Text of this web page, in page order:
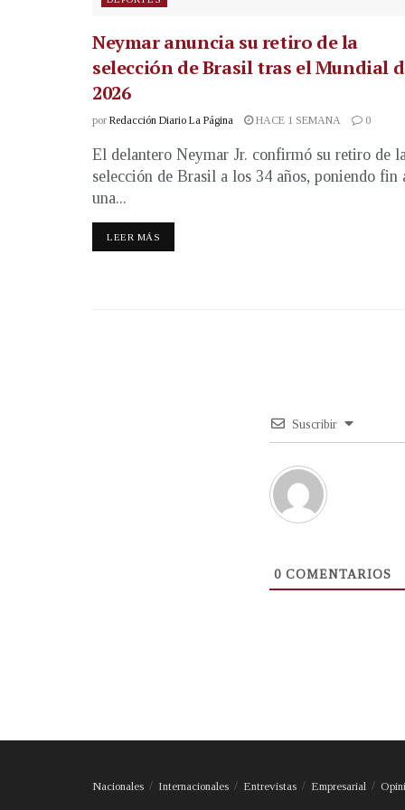
Neymar anuncia su retiro de la
selección de Brasil tras el Mundial
2026
por Redacción Diario La Página HACE 1 SEMANA 0
El delantero Neymar Jr. confirmó su retiro de la
selección de Brasil a los 34 años, poniendo fin
una...
LEER MÁS
Suscribir
0 COMENTARIOS
Nacionales Internacionales Entrevistas Empresarial